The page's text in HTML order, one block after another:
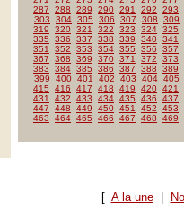
287
288 289 290 291 292
293
303
304 305 306 307 308
309
319
320 321 322 323 324 325
335
336 337 338 339 340 341
351
352 353 354 355 356
357
367
368 369 370 371 372
373
383
384 385 386 387 388
389
399
400 401 402 403 404 405
415
416 417 418 419 420 421
431
432 433 434 435 436
437
447
448 449 450 451 452
453
463
464 465 466 467 468 469
[ A la une|